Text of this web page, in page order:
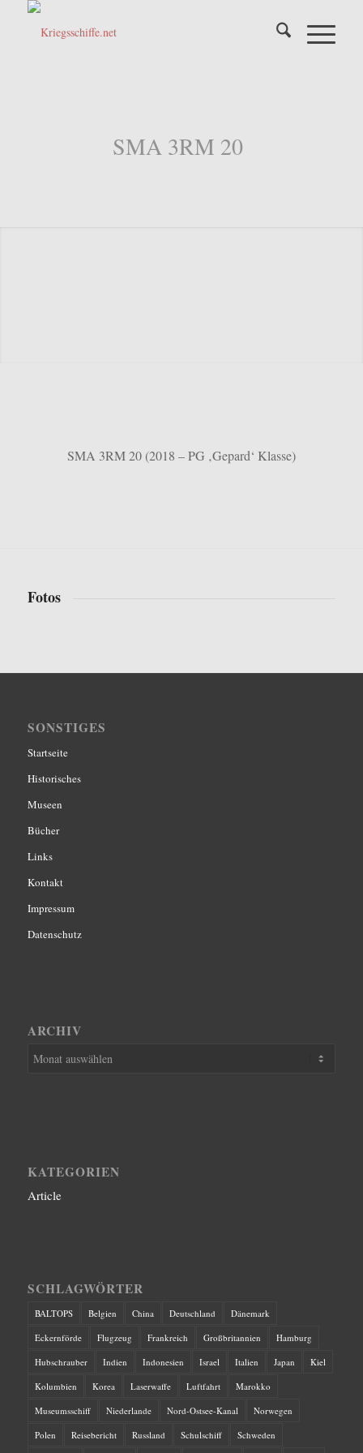
SMA 3RM 20
SMA 3RM 20 (2018 – PG ‚Gepard‘ Klasse)
Fotos
SONSTIGES
Startseite
Historisches
Museen
Bücher
Links
Kontakt
Impressum
Datenschutz
ARCHIV
KATEGORIEN
Article
SCHLAGWÖRTER
BALTOPS Belgien China Deutschland
Dänemark
Eckernförde
Flugzeug Frankreich Großbritannien
Hamburg
Hubschrauber
Indien Indonesien Israel Italien Japan
Kiel
Kolumbien
Korea Laserwaffe Luftfahrt
Marokko
Museumsschiff
Niederlande Nord-Ostsee-Kanal
Norwegen
Polen
Reisebericht Russland Schulschiff
Schweden